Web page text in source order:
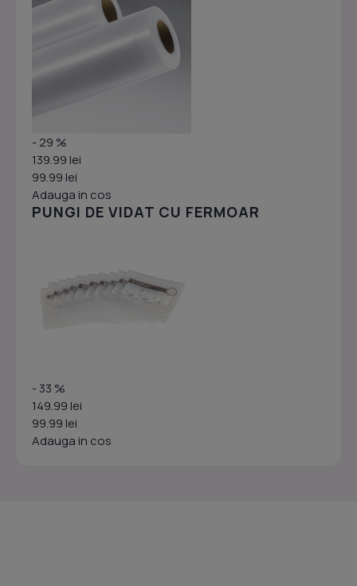
- 29 %
139.99 lei
99.99 lei
Adauga in cos
PUNGI DE VIDAT CU FERMOAR
- 33 %
149.99 lei
99.99 lei
Adauga in cos